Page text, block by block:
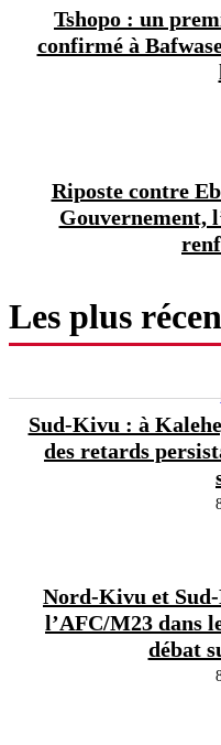
Tshopo : un
confirmé à
Riposte contre
Gouvernement,
Les plus
Sud-Kivu : à
des retards
Nord-Kivu et
l’AFC/M23 dans
débat